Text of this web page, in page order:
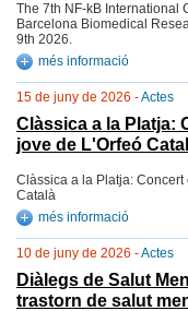
The 7th NF-kB International
Barcelona Biomedical
9th 2026.
més informació
15 de juny de 2026 -Actes
Clàssica a la Platja:
jove de L'Orfeó
Clàssica a la Platja:
Català
més informació
10 de juny de 2026 -Actes
Diàlegs de Salut
trastorn de salut